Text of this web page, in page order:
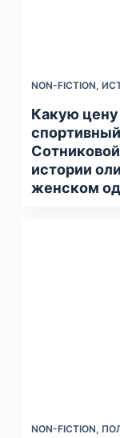
NON-FICTION,
Какую цену
истории
женском
NON-FICTION,